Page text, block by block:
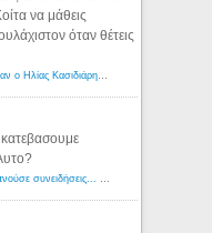
να μάθεις
όταν θέτεις
Αμερικανοί ρατσιστές αναρωτιούνται αν ο Ηλίας Κασιδιάρης ανήκει στη λευκή φυλή... - Λόγιος Ερμής
Ένα βιβλίο που πολεμήθηκε γιατί ξυπνούσε συνειδήσεις... - Λόγιος Ερμής | Η γνώση ξεκινάει με την αναζήτηση...